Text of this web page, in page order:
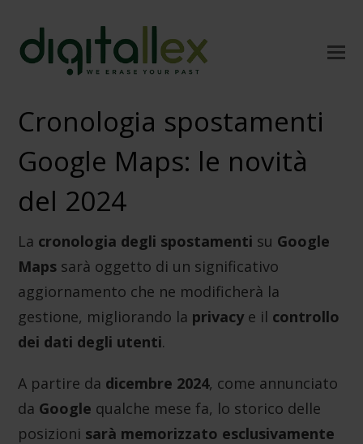
Cronologia spostamenti
Google Maps: le novità
del 2024
La cronologia degli spostamenti su Google
Maps sarà oggetto di un significativo
aggiornamento che ne modificherà la
gestione, migliorando la privacy e il controllo
dei dati degli utenti.
A partire da dicembre 2024, come annunciato
da Google qualche mese fa, lo storico delle
posizioni sarà memorizzato esclusivamente